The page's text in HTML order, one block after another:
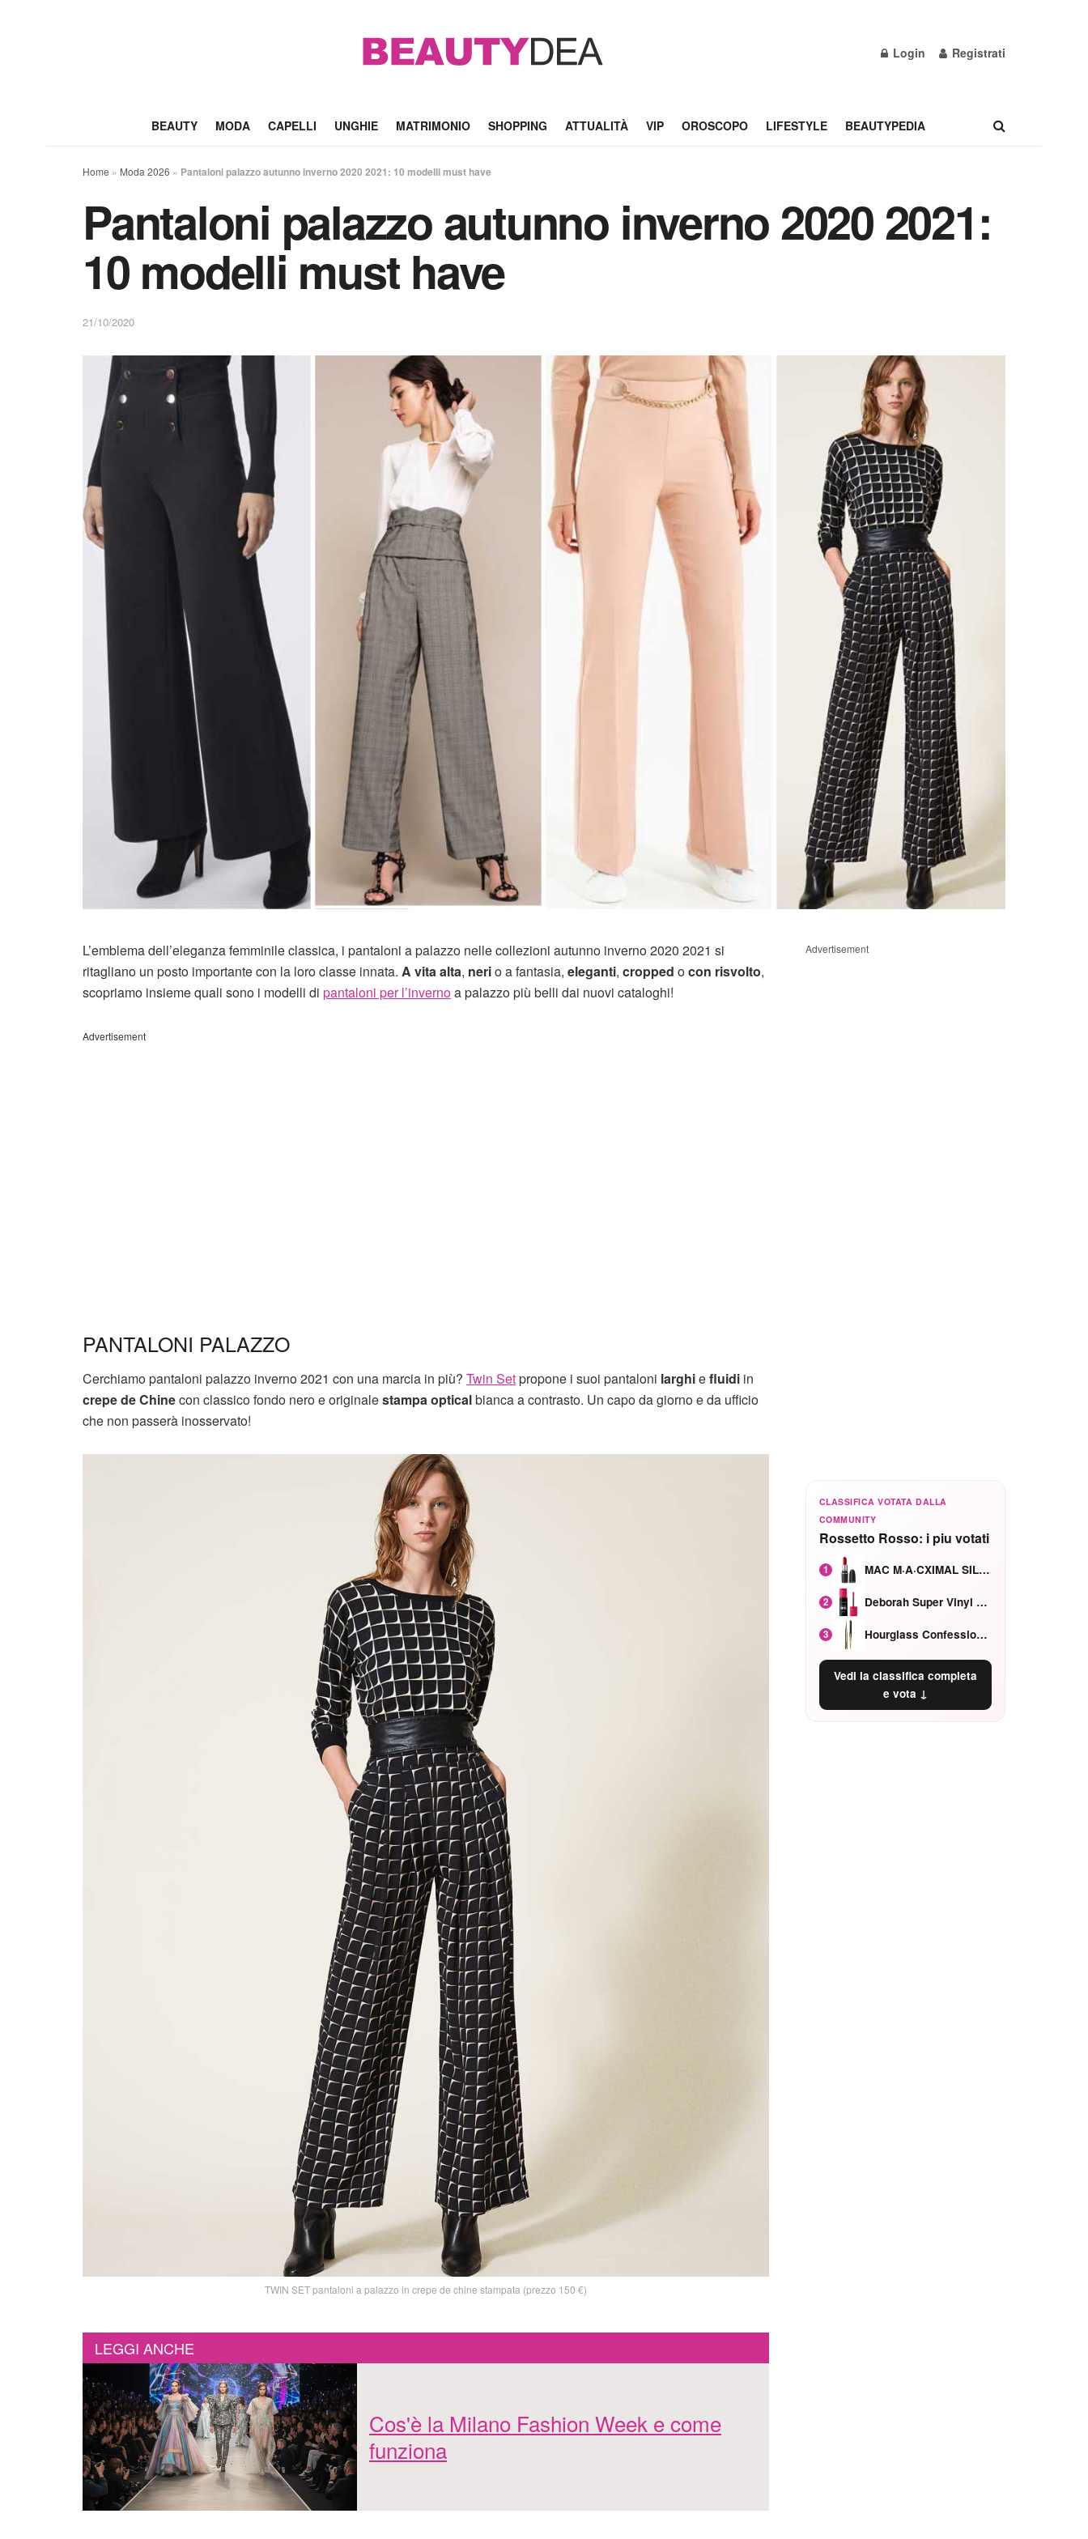
Login Registrati
BEAUTY MODA CAPELLI UNGHIE MATRIMONIO SHOPPING ATTUALITÀ VIP OROSCOPO LIFESTYLE BEAUTYPEDIA
Home » Moda 2026 » Pantaloni palazzo autunno inverno 2020 2021: 10 modelli must have
Pantaloni palazzo autunno inverno 2020 2021:
10 modelli must have
21/10/2020
L’emblema dell’eleganza femminile classica, i pantaloni a palazzo nelle collezioni autunno inverno 2020 2021 si
ritagliano un posto importante con la loro classe innata. A vita alta, nerio a fantasia, eleganti, cropped ocon risvolto,
scopriamo insieme quali sono i modelli di pantaloni per l’invernoa palazzo più belli dai nuovi cataloghi!
Advertisement
PANTALONI PALAZZO
Cerchiamo pantaloni palazzo inverno 2021 con una marcia in più? Twin Setpropone i suoi pantaloni larghiefluidi in
crepe de Chinecon classico fondo nero e originalestampa opticalbianca a contrasto. Un capo da giorno e da ufficio
che non passerà inosservato!
TWIN SET pantaloni a palazzo in crepe de chine stampata (prezzo 150 €)
LEGGI ANCHE
Cos'è la Milano Fashion Week e come
funziona
Advertisement
CLASSIFICA VOTATA DALLA
COMMUNITY
Rossetto Rosso: i piu votati
1 MAC M·A·CXIMAL SILKY MATTE Red Rock mat
2 Deborah Super Vinyl Shake Rosa Ciliegia
3 Hourglass Confession Ricaricabile Ultra Preciso Ad Alta Intensità Secretly Classic Red
Vedi la classifica completa
e vota ↓